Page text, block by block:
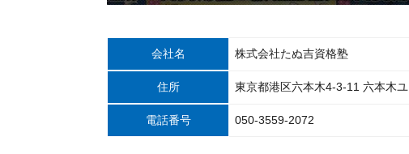
会社名 株式会社たぬ吉資格塾
住所 東京都港区六本木4-3-11 六本木
電話番号 050-3559-2072